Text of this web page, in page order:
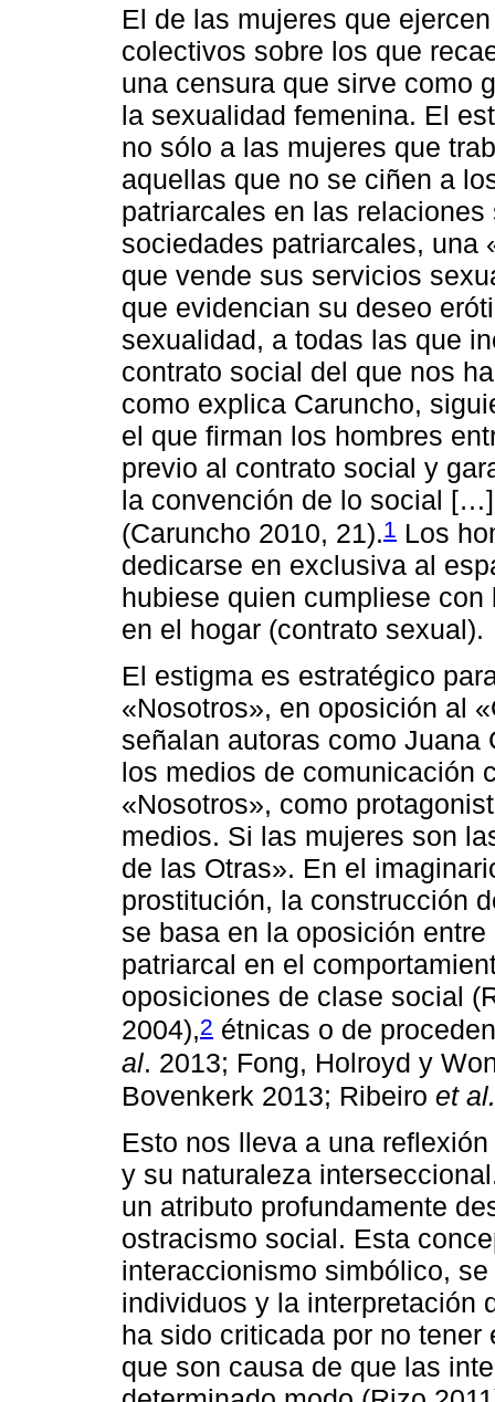
El de las mujeres que
colectivos sobre los que
una censura que sirve como
la sexualidad femenina. El
no sólo a las mujeres que
aquellas que no se ciñen a
patriarcales en las
sociedades patriarcales, una
que vende sus servicios
que evidencian su deseo
sexualidad, a todas las que
contrato social del que nos
como explica Caruncho,
el que firman los hombres
previo al contrato social y
la convención de lo social
(Caruncho 2010, 21).1 Los
dedicarse en exclusiva al
hubiese quien cumpliese
en el hogar (contrato sexual).
El estigma es estratégico
«Nosotros», en oposición al
señalan autoras como Juana
los medios de comunicación
«Nosotros», como
medios. Si las mujeres son
de las Otras». En el
prostitución, la construcción
se basa en la oposición
patriarcal en el
oposiciones de clase social
2004),2 étnicas o de
al. 2013; Fong, Holroyd y
Bovenkerk 2013; Ribeiro et al.
Esto nos lleva a una
y su naturaleza
un atributo profundamente
ostracismo social. Esta
interaccionismo simbólico,
individuos y la interpretación
ha sido criticada por no
que son causa de que las